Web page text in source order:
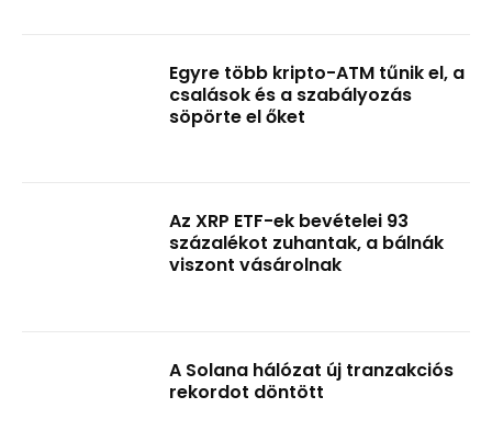
Egyre több kripto-ATM tűnik el, a
csalások és a szabályozás
söpörte el őket
Az XRP ETF-ek bevételei 93
százalékot zuhantak, a bálnák
viszont vásárolnak
A Solana hálózat új tranzakciós
rekordot döntött